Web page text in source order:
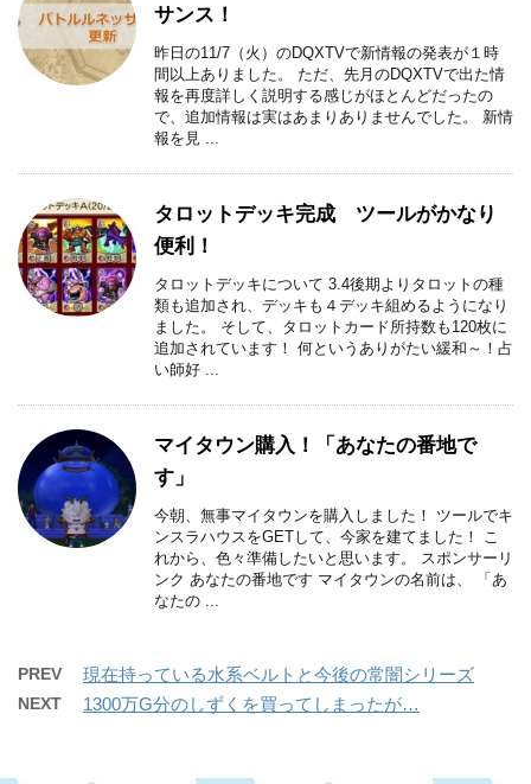
サンス！
昨日の11/7（火）のDQXTVで新情報の発表が１時
間以上ありました。 ただ、先月のDQXTVで出た情
報を再度詳しく説明する感じがほとんどだったの
で、追加情報は実はあまりありませんでした。 新情
報を見 ...
タロットデッキ完成 ツールがかなり
便利！
タロットデッキについて 3.4後期よりタロットの種
類も追加され、デッキも４デッキ組めるようになり
ました。 そして、タロットカード所持数も120枚に
追加されています！ 何というありがたい緩和～！占
い師好 ...
マイタウン購入！「あなたの番地で
す」
今朝、無事マイタウンを購入しました！ ツールでキ
ンスラハウスをGETして、今家を建てました！ こ
れから、色々準備したいと思います。 スポンサーリ
ンク あなたの番地です マイタウンの名前は、 「あ
なたの ...
PREV 現在持っている水系ベルトと今後の常闇シリーズ
NEXT 1300万G分のしずくを買ってしまったが…